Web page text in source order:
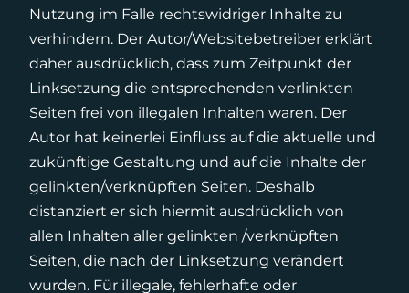
Nutzung im Falle rechtswidriger Inhalte zu
verhindern. Der Autor/Websitebetreiber erklärt
daher ausdrücklich, dass zum Zeitpunkt der
Linksetzung die entsprechenden verlinkten
Seiten frei von illegalen Inhalten waren. Der
Autor hat keinerlei Einfluss auf die aktuelle und
zukünftige Gestaltung und auf die Inhalte der
gelinkten/verknüpften Seiten. Deshalb
distanziert er sich hiermit ausdrücklich von
allen Inhalten aller gelinkten /verknüpften
Seiten, die nach der Linksetzung verändert
wurden. Für illegale, fehlerhafte oder